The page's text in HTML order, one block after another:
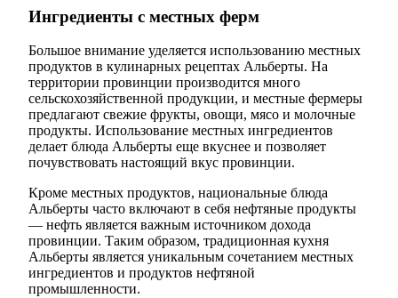
Ингредиенты с местных ферм
Большое внимание уделяется использованию местных
продуктов в кулинарных рецептах Альберты. На
территории провинции производится много
сельскохозяйственной продукции, и местные фермеры
предлагают свежие фрукты, овощи, мясо и молочные
продукты. Использование местных ингредиентов
делает блюда Альберты еще вкуснее и позволяет
почувствовать настоящий вкус провинции.
Кроме местных продуктов, национальные блюда
Альберты часто включают в себя нефтяные продукты
— нефть является важным источником дохода
провинции. Таким образом, традиционная кухня
Альберты является уникальным сочетанием местных
ингредиентов и продуктов нефтяной
промышленности.